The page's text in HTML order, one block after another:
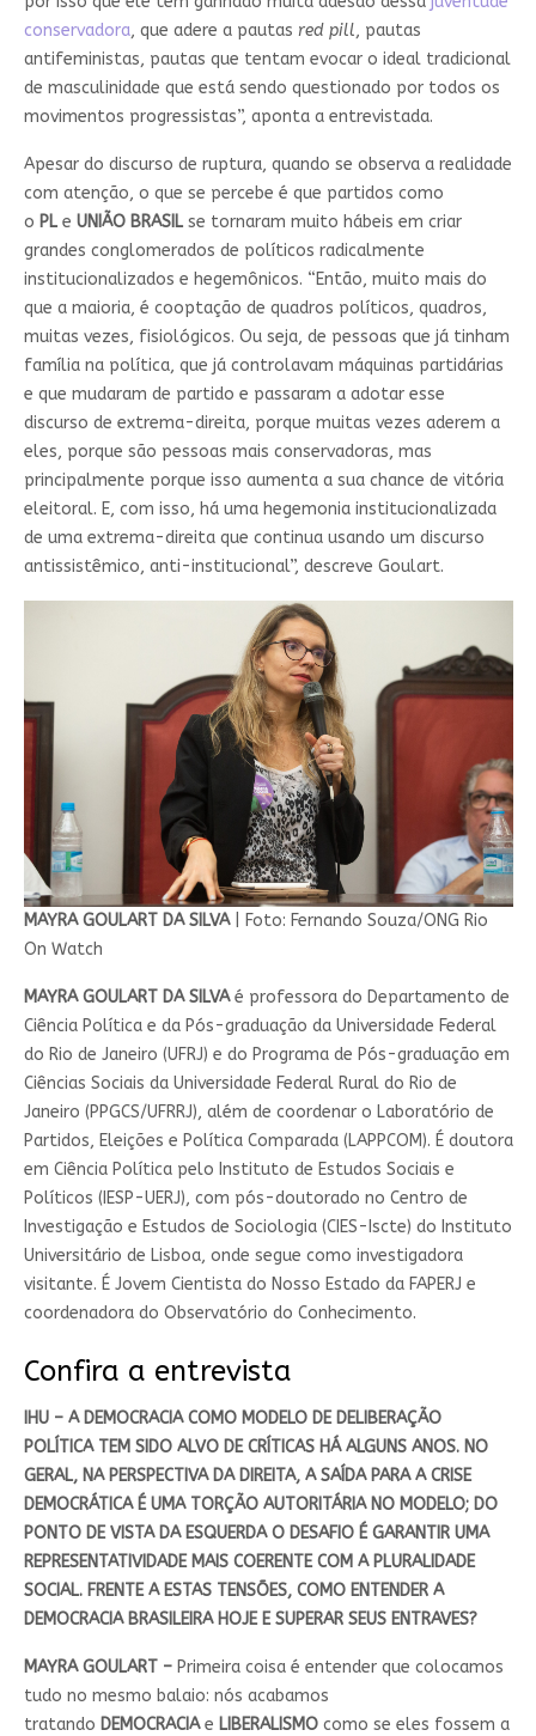
conservadora, que adere a pautas red pill, pautas
antifeministas, pautas que tentam evocar o ideal tradicional
de masculinidade que está sendo questionado por todos os
movimentos progressistas”, aponta a entrevistada.
Apesar do discurso de ruptura, quando se observa a realidade
com atenção, o que se percebe é que partidos como
o PLe UNIÃO BRASILse tornaram muito hábeis em criar
grandes conglomerados de políticos radicalmente
institucionalizados e hegemônicos. “Então, muito mais do
que a maioria, é cooptação de quadros políticos, quadros,
muitas vezes, fisiológicos. Ou seja, de pessoas que já tinham
família na política, que já controlavam máquinas partidárias
e que mudaram de partido e passaram a adotar esse
discurso de extrema-direita, porque muitas vezes aderem a
eles, porque são pessoas mais conservadoras, mas
principalmente porque isso aumenta a sua chance de vitória
eleitoral. E, com isso, há uma hegemonia institucionalizada
de uma extrema-direita que continua usando um discurso
antissistêmico, anti-institucional”, descreve Goulart.
MAYRA GOULART DA SILVA| Foto: Fernando Souza/ONG Rio
On Watch
MAYRA GOULART DA SILVAé professora do Departamento de
Ciência Política e da Pós-graduação da Universidade Federal
do Rio de Janeiro (UFRJ) e do Programa de Pós-graduação em
Ciências Sociais da Universidade Federal Rural do Rio de
Janeiro (PPGCS/UFRRJ), além de coordenar o Laboratório de
Partidos, Eleições e Política Comparada (LAPPCOM). É doutora
em Ciência Política pelo Instituto de Estudos Sociais e
Políticos (IESP-UERJ), com pós-doutorado no Centro de
Investigação e Estudos de Sociologia (CIES-Iscte) do Instituto
Universitário de Lisboa, onde segue como investigadora
visitante. É Jovem Cientista do Nosso Estado da FAPERJ e
coordenadora do Observatório do Conhecimento.
Confira a entrevista
IHU – A DEMOCRACIA COMO MODELO DE DELIBERAÇÃO
POLÍTICA TEM SIDO ALVO DE CRÍTICAS HÁ ALGUNS ANOS. NO
GERAL, NA PERSPECTIVA DA DIREITA, A SAÍDA PARA A CRISE
DEMOCRÁTICA É UMA TORÇÃO AUTORITÁRIA NO MODELO; DO
PONTO DE VISTA DA ESQUERDA O DESAFIO É GARANTIR UMA
REPRESENTATIVIDADE MAIS COERENTE COM A PLURALIDADE
SOCIAL. FRENTE A ESTAS TENSÕES, COMO ENTENDER A
DEMOCRACIA BRASILEIRA HOJE E SUPERAR SEUS ENTRAVES?
MAYRA GOULART –Primeira coisa é entender que colocamos
tudo no mesmo balaio: nós acabamos
tratando DEMOCRACIAe LIBERALISMOcomo se eles fossem a